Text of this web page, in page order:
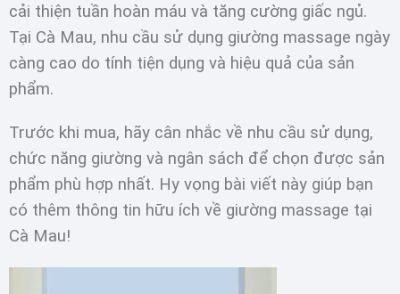
cải thiện tuần hoàn máu và tăng cường giấc ngủ.
Tại Cà Mau, nhu cầu sử dụng giường massage ngày
càng cao do tính tiện dụng và hiệu quả của sản
phẩm.
Trước khi mua, hãy cân nhắc về nhu cầu sử dụng,
chức năng giường và ngân sách để chọn được sản
phẩm phù hợp nhất. Hy vọng bài viết này giúp bạn
có thêm thông tin hữu ích về giường massage tại
Cà Mau!